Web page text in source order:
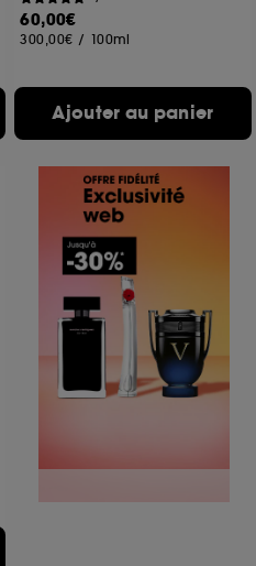
60,00€
300,00€ / 100ml
Ajouter au panier